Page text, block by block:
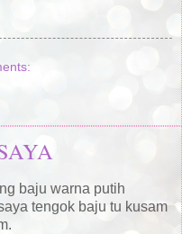
baju warna putih
tengok baju tu kusam